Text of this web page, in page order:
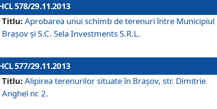
578/29.11.2013
Titlu: Aprobarea unui schimb de terenuri între Municipiul
Braşov şi S.C. Sela Investments S.R.L.
577/29.11.2013
Titlu: Alipirea terenurilor situate în Braşov, str. Dimitrie
Anghel nr. 2.